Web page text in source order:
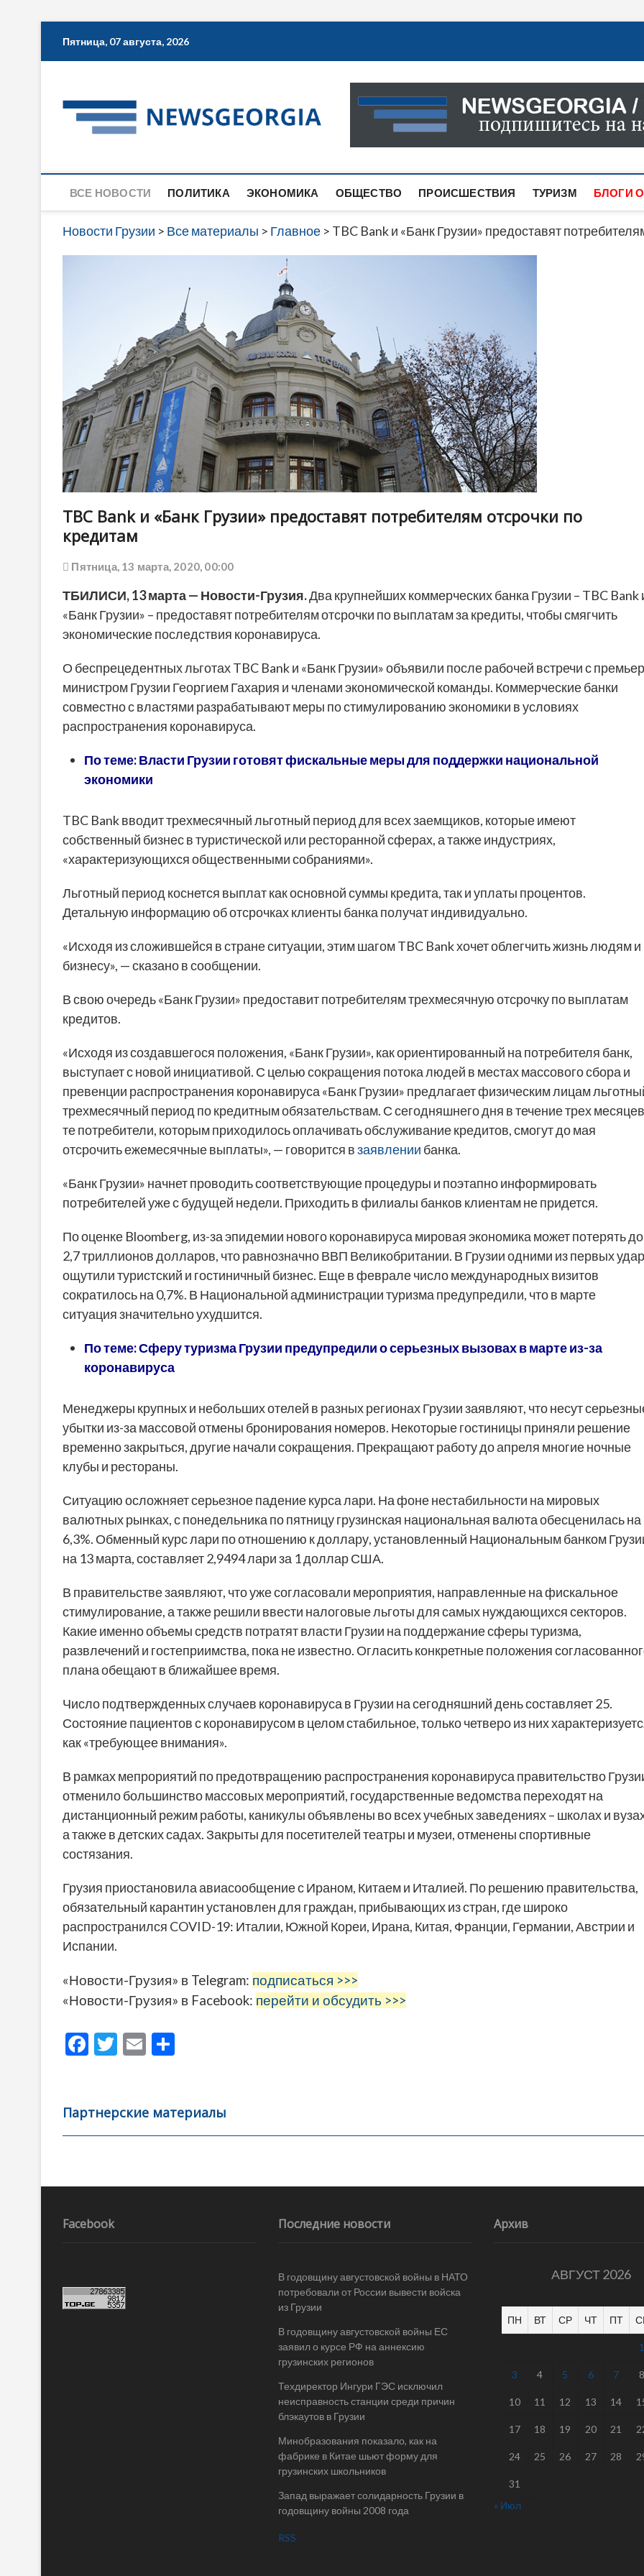
Пятница, 07 августа, 2026
Новости Грузии
САМАЯ АКТУАЛЬНАЯ ИНФОРМАЦИЯ О СОБЫТИЯХ
САЙТЕ ВЫ НАЙДЕТЕ НОВОСТИ ПОЛИТИКИ,
ВСЕ НОВОСТИ ПОЛИТИКА ЭКОНОМИКА ОБЩЕСТВО ПРОИСШЕСТВИЯ ТУРИЗМ БЛОГИ
Новости Грузии > Все материалы > Главное > TBC Bank и «Банк Грузии» предоставят
TBC Bank и «Банк Грузии» предоставят потребителям отсрочки по
кредитам
Пятница, 13 марта, 2020, 00:00
ТБИЛИСИ, 13 марта — Новости-Грузия.Два крупнейших коммерческих банка Грузии – TBC Bank
«Банк Грузии» – предоставят потребителям отсрочки по выплатам за кредиты, чтобы смягчить
экономические последствия коронавируса.
О беспрецедентных льготах TBC Bank и «Банк Грузии» объявили после рабочей встречи с
министром Грузии Георгием Гахария и членами экономической команды. Коммерческие банки
совместно с властями разрабатывают меры по стимулированию экономики в условиях
распространения коронавируса.
По теме:Власти Грузии готовят фискальные меры для поддержки национальной
экономики
TBC Bank вводит трехмесячный льготный период для всех заемщиков, которые имеют
собственный бизнес в туристической или ресторанной сферах, а также индустриях,
«характеризующихся общественными собраниями».
Льготный период коснется выплат как основной суммы кредита, так и уплаты процентов.
Детальную информацию об отсрочках клиенты банка получат индивидуально.
«Исходя из сложившейся в стране ситуации, этим шагом TBC Bank хочет облегчить жизнь людям и
бизнесу», — сказано в сообщении.
В свою очередь «Банк Грузии» предоставит потребителям трехмесячную отсрочку по выплатам
кредитов.
«Исходя из создавшегося положения, «Банк Грузии», как ориентированный на потребителя банк,
выступает с новой инициативой. С целью сокращения потока людей в местах массового сбора и
превенции распространения коронавируса «Банк Грузии» предлагает физическим лицам
трехмесячный период по кредитным обязательствам. С сегодняшнего дня в течение трех месяцев
те потребители, которым приходилось оплачивать обслуживание кредитов, смогут до мая
отсрочить ежемесячные выплаты», — говорится взаявлении банка.
«Банк Грузии» начнет проводить соответствующие процедуры и поэтапно информировать
потребителей уже с будущей недели. Приходить в филиалы банков клиентам не придется.
По оценке Bloomberg, из-за эпидемии нового коронавируса мировая экономика может потерять до
2,7 триллионов долларов, что равнозначно ВВП Великобритании. В Грузии одними из первых удар
ощутили туристский и гостиничный бизнес. Еще в феврале число международных визитов
сократилось на 0,7%. В Национальной администрации туризма предупредили, что в марте
ситуация значительно ухудшится.
По теме: Сферу туризма Грузии предупредили о серьезных вызовах в марте из-за
коронавируса
Менеджеры крупных и небольших отелей в разных регионах Грузии заявляют, что несут
убытки из-за массовой отмены бронирования номеров. Некоторые гостиницы приняли решение
временно закрыться, другие начали сокращения. Прекращают работу до апреля многие ночные
клубы и рестораны.
Ситуацию осложняет серьезное падение курса лари. На фоне нестабильности на мировых
валютных рынках, с понедельника по пятницу грузинская национальная валюта обесценилась на
6,3%. Обменный курс лари по отношению к доллару, установленный Национальным банком
на 13 марта, составляет 2,9494 лари за 1 доллар США.
В правительстве заявляют, что уже согласовали мероприятия, направленные на фискальное
стимулирование, а также решили ввести налоговые льготы для самых нуждающихся секторов.
Какие именно объемы средств потратят власти Грузии на поддержание сферы туризма,
развлечений и гостеприимства, пока не известно. Огласить конкретные положения
плана обещают в ближайшее время.
Число подтвержденных случаев коронавируса в Грузии на сегодняшний день составляет 25.
Состояние пациентов с коронавирусом в целом стабильное, только четверо из них
как «требующее внимания».
В рамках мепрориятий по предотвращению распространения коронавируса правительство
отменило большинство массовых мероприятий, государственные ведомства переходят на
дистанционный режим работы, каникулы объявлены во всех учебных заведениях – школах и
а также в детских садах. Закрыты для посетителей театры и музеи, отменены спортивные
состязания.
Грузия приостановила авиасообщение с Ираном, Китаем и Италией. По решению правительства,
обязательный карантин установлен для граждан, прибывающих из стран, где широко
распространился COVID-19: Италии, Южной Кореи, Ирана, Китая, Франции, Германии, Австрии и
Испании.
«Новости-Грузия» в Telegram: подписаться >>>
«Новости-Грузия» в Facebook: перейти и обсудить >>>
F
b
o
k
T
er
E
l
а
в
ть
Партнерские материалы
Навигация
записям
Facebook Последние новости
В годовщину августовской войны в НАТО
потребовали от России вывести войска
из Грузии
В годовщину августовской войны ЕС
заявил о курсе РФ на аннексию
грузинских регионов
Техдиректор Ингури ГЭС исключил
неисправность станции среди причин
блэкаутов в Грузии
Минобразования показало, как на
фабрике в Китае шьют форму для
грузинских школьников
Запад выражает солидарность Грузии в
годовщину войны 2008 года
RSS
Архив
АВГУСТ 2026
ПН ВТ СР ЧТ ПТ
1
3 4 5 6 7 8
10 11 12 13 14
17 18 19 20 21
24 25 26 27 28
31
« Июл